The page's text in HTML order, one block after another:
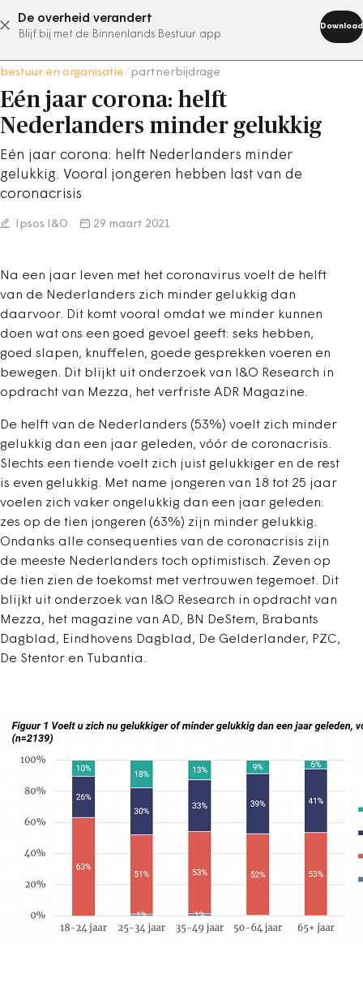
De overheid verandert
Blijf bij met de Binnenlands Bestuur app
Download
bestuur en organisatie partnerbijdrage
Eén jaar corona: helft
Nederlanders minder gelukkig
Eén jaar corona: helft Nederlanders minder
gelukkig. Vooral jongeren hebben last van de
coronacrisis
Ipsos I&O 29 maart 2021
Na een jaar leven met het coronavirus voelt de helft
van de Nederlanders zich minder gelukkig dan
daarvoor. Dit komt vooral omdat we minder kunnen
doen wat ons een goed gevoel geeft: seks hebben,
goed slapen, knuffelen, goede gesprekken voeren en
bewegen. Dit blijkt uit onderzoek van I&O Research in
opdracht van Mezza, het verfriste ADR Magazine.
De helft van de Nederlanders (53%) voelt zich minder
gelukkig dan een jaar geleden, vóór de coronacrisis.
Slechts een tiende voelt zich juist gelukkiger en de rest
is even gelukkig. Met name jongeren van 18 tot 25 jaar
voelen zich vaker ongelukkig dan een jaar geleden:
zes op de tien jongeren (63%) zijn minder gelukkig.
Ondanks alle consequenties van de coronacrisis zijn
de meeste Nederlanders toch optimistisch. Zeven op
de tien zien de toekomst met vertrouwen tegemoet. Dit
blijkt uit onderzoek van I&O Research in opdracht van
Mezza, het magazine van AD, BN DeStem, Brabants
Dagblad, Eindhovens Dagblad, De Gelderlander, PZC,
De Stentor en Tubantia.